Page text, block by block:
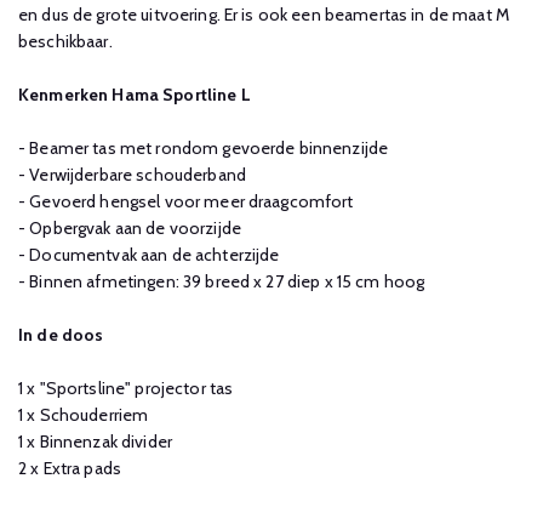
en dus de grote uitvoering. Er is ook een beamertas in de maat M
beschikbaar.
Kenmerken Hama Sportline L
- Beamer tas met rondom gevoerde binnenzijde
- Verwijderbare schouderband
- Gevoerd hengsel voor meer draagcomfort
- Opbergvak aan de voorzijde
- Documentvak aan de achterzijde
- Binnen afmetingen: 39 breed x 27 diep x 15 cm hoog
In de doos
1 x "Sportsline" projector tas
1 x Schouderriem
1 x Binnenzak divider
2 x Extra pads